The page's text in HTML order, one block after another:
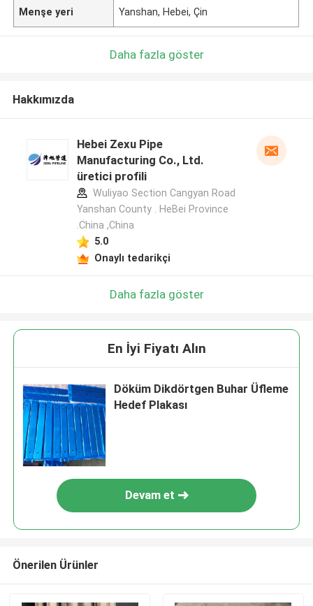
Menşe yeri Yanshan, Hebei, Çin
Daha fazla göster
Hakkımızda
Hebei Zexu Pipe
Manufacturing Co., Ltd.
üretici profili
Wuliyao Section Cangyan Road
Yanshan County . HeBei Province
.China ,China
5.0
Onaylı tedarikçi
Daha fazla göster
En İyi Fiyatı Alın
Döküm Dikdörtgen Buhar Üfleme
Hedef Plakası
Devam et
Önerilen Ürünler